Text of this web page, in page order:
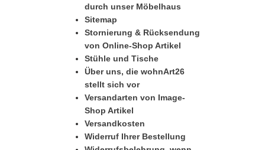
durch unser Möbelhaus
Sitemap
Stornierung & Rücksendung
von Online-Shop Artikel
Stühle und Tische
Über uns, die wohnArt26
stellt sich vor
Versandarten von Image-
Shop Artikel
Versandkosten
Widerruf Ihrer Bestellung